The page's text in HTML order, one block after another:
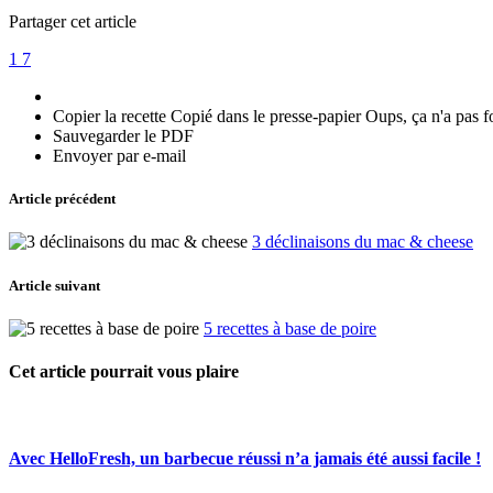
Partager cet article
1 7
Copier la recette Copié dans le presse-papier Oups, ça n'a pas
Sauvegarder le PDF
Envoyer par e-mail
Article précédent
3 déclinaisons du mac & cheese
Article suivant
5 recettes à base de poire
Cet article pourrait vous plaire
Avec HelloFresh, un barbecue réussi n’a jamais été aussi facile !